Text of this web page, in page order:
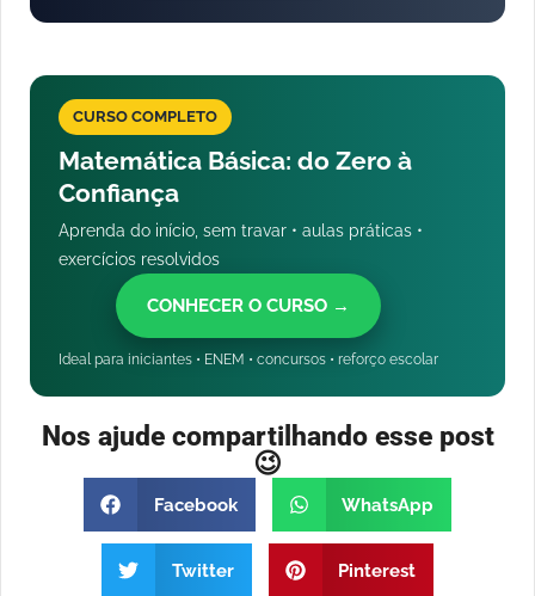
CURSO COMPLETO
Matemática Básica: do Zero à
Confiança
Aprenda do início, sem travar • aulas práticas •
exercícios resolvidos
CONHECER O CURSO →
Ideal para iniciantes • ENEM • concursos • reforço escolar
Nos ajude compartilhando esse post
😉
Facebook WhatsApp
Twitter Pinterest